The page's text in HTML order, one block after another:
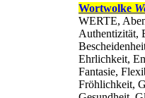
Wortwolke
WERTE,
Authentizität,
Ehrlichkeit,
Fantasie,
Fröhlichkeit,